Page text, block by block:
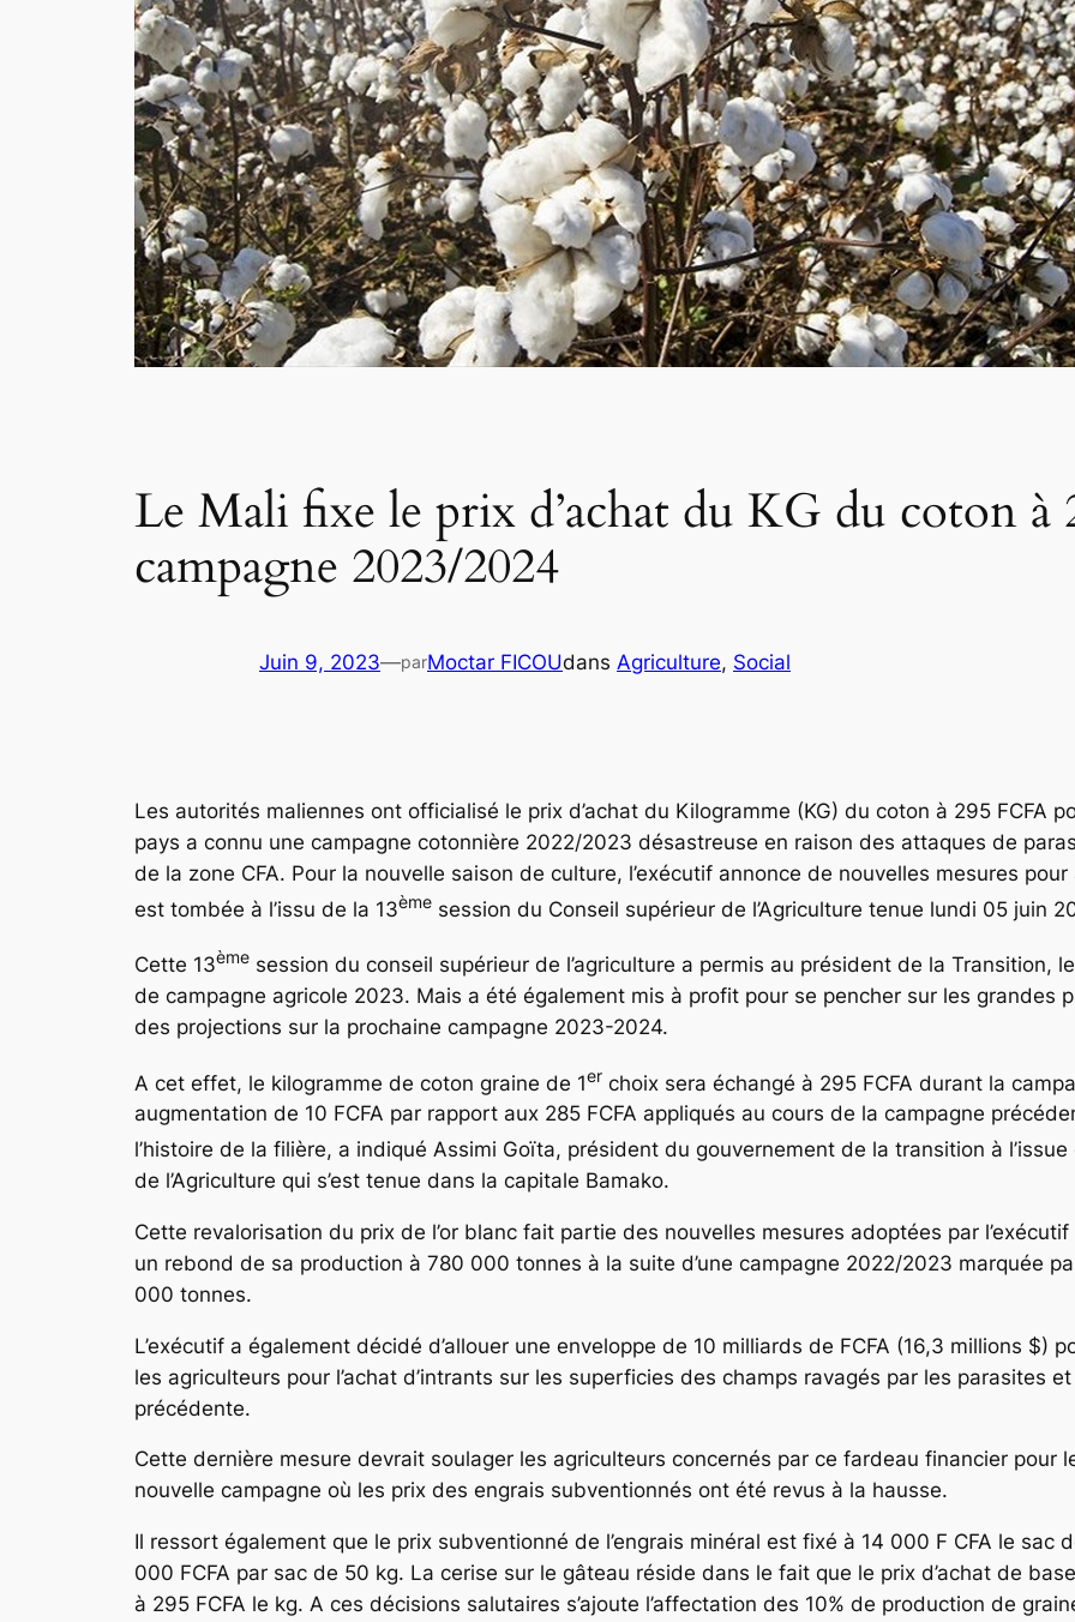
Le Mali fixe le prix d’achat du KG du coton à
campagne 2023/2024
Juin 9, 2023—parMoctar FICOUdans Agriculture, Social
Les autorités maliennes ont officialisé le prix d’achat du Kilogramme (KG) du coton à 295 FCFA
pays a connu une campagne cotonnière 2022/2023 désastreuse en raison des attaques de
de la zone CFA. Pour la nouvelle saison de culture, l’exécutif annonce de nouvelles mesures
est tombée à l’issu de la 13ème session du Conseil supérieur de l’Agriculture tenue lundi 05 juin
Cette 13ème session du conseil supérieur de l’agriculture a permis au président de la Transition,
de campagne agricole 2023. Mais a été également mis à profit pour se pencher sur les grandes
des projections sur la prochaine campagne 2023-2024.
A cet effet, le kilogramme de coton graine de 1er choix sera échangé à 295 FCFA durant la
augmentation de 10 FCFA par rapport aux 285 FCFA appliqués au cours de la campagne
l’histoire de la filière, a indiqué Assimi Goïta, président du gouvernement de la transition à l’issue
de l’Agriculture qui s’est tenue dans la capitale Bamako.
Cette revalorisation du prix de l’or blanc fait partie des nouvelles mesures adoptées par
un rebond de sa production à 780 000 tonnes à la suite d’une campagne 2022/2023 marquée
000 tonnes.
L’exécutif a également décidé d’allouer une enveloppe de 10 milliards de FCFA (16,3 millions $)
les agriculteurs pour l’achat d’intrants sur les superficies des champs ravagés par les parasites
précédente.
Cette dernière mesure devrait soulager les agriculteurs concernés par ce fardeau financier pour
nouvelle campagne où les prix des engrais subventionnés ont été revus à la hausse.
Il ressort également que le prix subventionné de l’engrais minéral est fixé à 14 000 F CFA le sac
000 FCFA par sac de 50 kg. La cerise sur le gâteau réside dans le fait que le prix d’achat de
à 295 FCFA le kg. A ces décisions salutaires s’ajoute l’affectation des 10% de production de